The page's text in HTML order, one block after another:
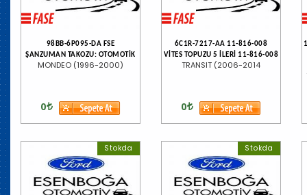
98BB-6P095-DA FSE
ŞANZUMAN TAKOZU: OTOMOTİK
MONDEO (1996-2000)
0
6C1R-7217-AA 11-816-008
VİTES TOPUZU 5 İLERİ 11-816-008
TRANSIT (2006-2014
0
Stokda Stokda